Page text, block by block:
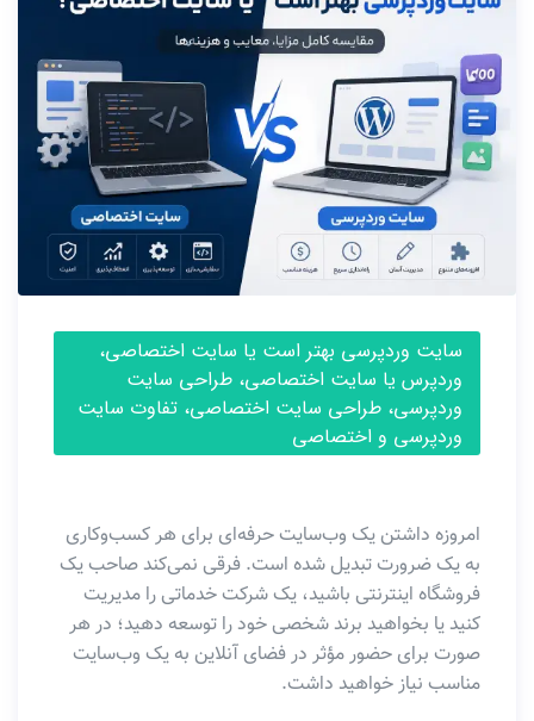
سایت وردپرسی بهتر است یا سایت اختصاصی،
وردپرس یا سایت اختصاصی، طراحی سایت
وردپرسی، طراحی سایت اختصاصی، تفاوت سایت
وردپرسی و اختصاصی
امروزه داشتن یک وب‌سایت حرفه‌ای برای هر کسب‌وکاری
به یک ضرورت تبدیل شده است. فرقی نمی‌کند صاحب یک
فروشگاه اینترنتی باشید، یک شرکت خدماتی را مدیریت
کنید یا بخواهید برند شخصی خود را توسعه دهید؛ در هر
صورت برای حضور مؤثر در فضای آنلاین به یک وب‌سایت
مناسب نیاز خواهید داشت.